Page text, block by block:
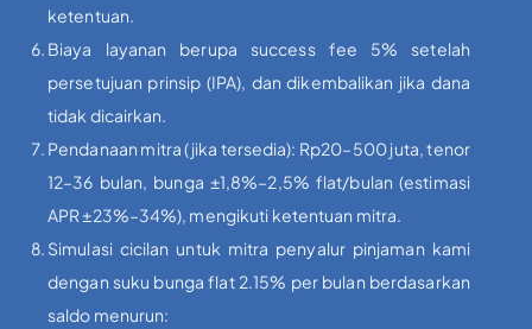
ketentuan.
Biaya layanan berupa success fee 5% setelah
persetujuan prinsip (IPA), dan dikembalikan jika dana
tidak dicairkan.
Pendanaan mitra (jika tersedia): Rp20–500 juta, tenor
12–36 bulan, bunga ±1,8%–2,5% flat/bulan (estimasi
APR ±23%–34%), mengikuti ketentuan mitra.
Simulasi cicilan untuk mitra penyalur pinjaman kami
dengan suku bunga flat 2.15% per bulan berdasarkan
saldo menurun: